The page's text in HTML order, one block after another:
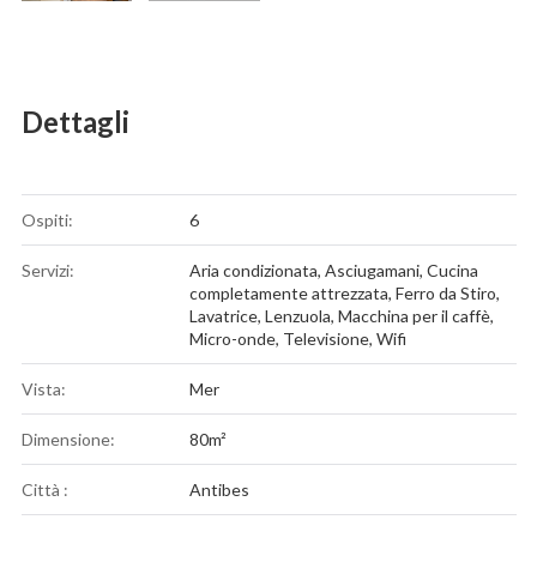
Dettagli
Ospiti: 6
Servizi: Aria condizionata, Asciugamani, Cucina
completamente attrezzata, Ferro da Stiro,
Lavatrice, Lenzuola, Macchina per il caffè,
Micro-onde, Televisione, Wifi
Vista: Mer
Dimensione: 80m²
Città : Antibes